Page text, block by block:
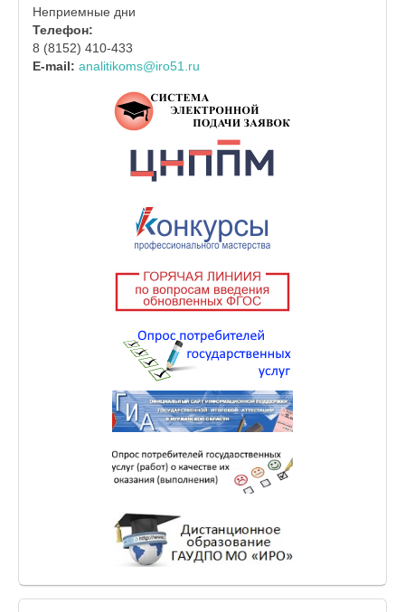
Неприемные дни
Телефон:
8 (8152) 410-433
E-mail: analitikoms@iro51.ru